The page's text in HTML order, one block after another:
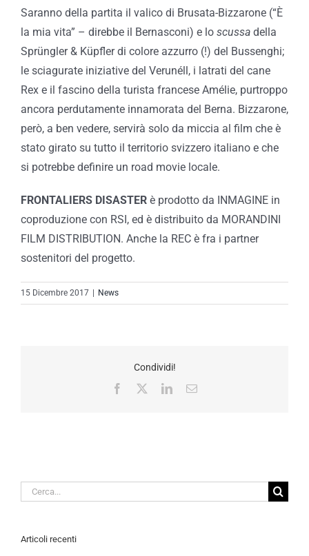
Saranno della partita il valico di Brusata-Bizzarone (“È
la mia vita” – direbbe il Bernasconi) e lo scussa della
Sprüngler & Küpfler di colore azzurro (!) del Bussenghi;
le sciagurate iniziative del Verunéll, i latrati del cane
Rex e il fascino della turista francese Amélie, purtroppo
ancora perdutamente innamorata del Berna. Bizzarone,
però, a ben vedere, servirà solo da miccia al film che è
stato girato su tutto il territorio svizzero italiano e che
si potrebbe definire un road movie locale.
FRONTALIERS DISASTER è prodotto da INMAGINE in
coproduzione con RSI, ed è distribuito da MORANDINI
FILM DISTRIBUTION. Anche la REC è fra i partner
sostenitori del progetto.
15 Dicembre 2017 News
Condividi!
Facebook
LinkedInEmail
Cerca
Articoli recenti